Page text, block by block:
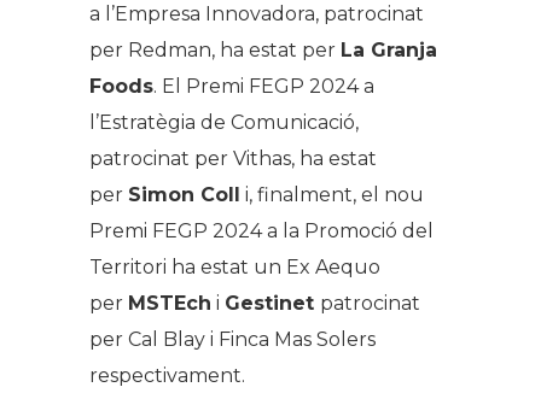
a l’Empresa Innovadora, patrocinat
per Redman, ha estat per La Granja
Foods. El Premi FEGP 2024 a
l’Estratègia de Comunicació,
patrocinat per Vithas, ha estat
per Simon Coll i, finalment, el nou
Premi FEGP 2024 a la Promoció del
Territori ha estat un Ex Aequo
per MSTEch i Gestinet patrocinat
per Cal Blay i Finca Mas Solers
respectivament.